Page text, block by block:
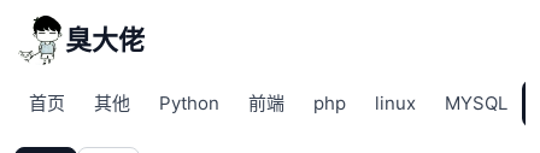
臭大佬
首页 其他 Python 前端 php linux MYSQL